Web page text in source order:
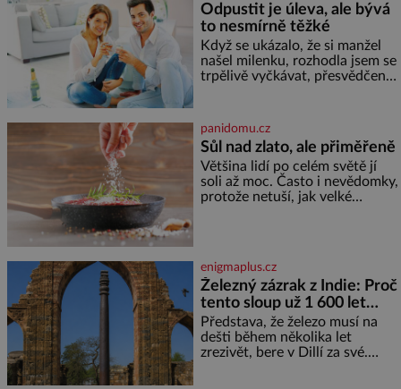
Odpustit je úleva, ale bývá
to nesmírně těžké
Když se ukázalo, že si manžel
našel milenku, rozhodla jsem se
trpělivě vyčkávat, přesvědčena,
nejtěžších věcí na světě. Ale
každý, kdo s tím má nějaké
zkušenosti, se zapřísahá, že
pokud odpustíte, znatelně se
vám uleví. Když se ke mně
doneslo, že si manžel pořídil
panidomu.cz
Sůl nad zlato, ale přiměřeně
Většina lidí po celém světě jí
soli až moc. Často i nevědomky,
protože netuší, jak velké
sladkých. Sůl je zdravá Ale v
ani ne třetinovém množství, než
je pro většinu populace běžné.
Její základní složky– sodík a
chlór – jsou zásadní pro
správné hospodaření
enigmaplus.cz
Železný zázrak z Indie: Proč
tento sloup už 1 600 let
nezná rez?
Představa, že železo musí na
dešti během několika let
zrezivět, bere v Dillí za své.